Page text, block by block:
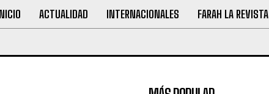
ACTUALIDAD INTERNACIONALES FARAH LA REVISTA